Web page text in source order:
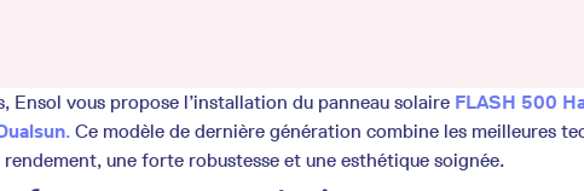
Ensol vous propose l’installation du panneau solaire FLASH 500
. Ce modèle de dernière génération combine les meilleures
une forte robustesse et une esthétique soignée.